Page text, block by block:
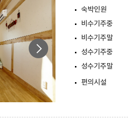
숙박인원
비수기주중
비수기주말
성수기주중
성수기주말
편의시설